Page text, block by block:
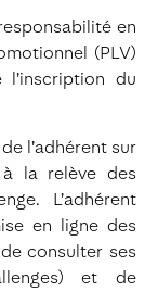
en
(PLV)
du
l’adhérent sur
la relève des
L’adhérent
en ligne des
consulter ses
et de